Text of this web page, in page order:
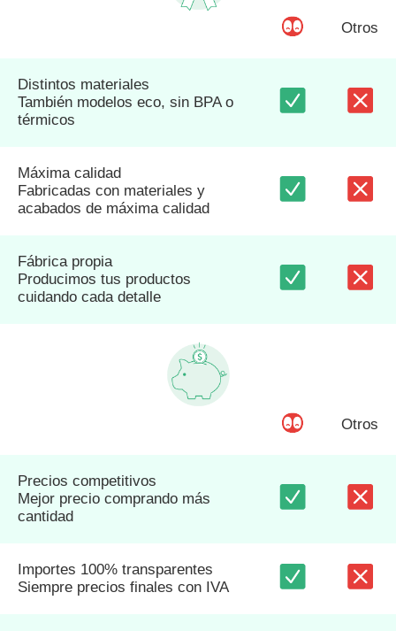
Otros
Distintos materiales
También modelos eco, sin BPA o
térmicos
Máxima calidad
Fabricadas con materiales y
acabados de máxima calidad
Fábrica propia
Producimos tus productos
cuidando cada detalle
Otros
Precios competitivos
Mejor precio comprando más
cantidad
Importes 100% transparentes
Siempre precios finales con IVA